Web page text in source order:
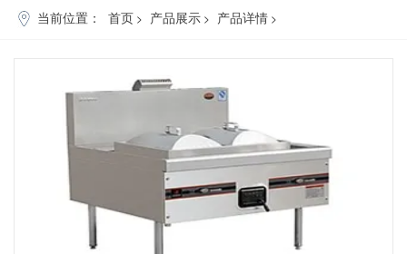
当前位置： 首页 > 产品展示 > 产品详情 >